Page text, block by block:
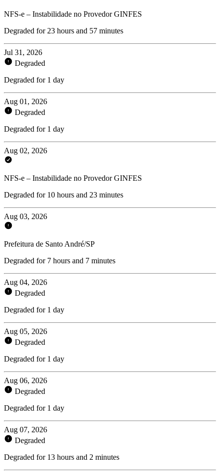
NFS-e – Instabilidade no Provedor GINFES
Degraded for 23 hours and 57 minutes
Jul 31, 2026
Degraded
Degraded for 1 day
Aug 01, 2026
Degraded
Degraded for 1 day
Aug 02, 2026
NFS-e – Instabilidade no Provedor GINFES
Degraded for 10 hours and 23 minutes
Aug 03, 2026
Prefeitura de Santo André/SP
Degraded for 7 hours and 7 minutes
Aug 04, 2026
Degraded
Degraded for 1 day
Aug 05, 2026
Degraded
Degraded for 1 day
Aug 06, 2026
Degraded
Degraded for 1 day
Aug 07, 2026
Degraded
Degraded for 13 hours and 2 minutes